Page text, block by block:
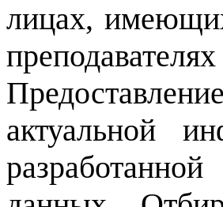
лицах,
актуальной